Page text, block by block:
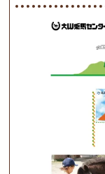
けでなく、馬の
このクラスで把
きましょう。 ス
軽速歩(けいは
クラスへ。 グ
ながら 軽速歩
した手綱操作と
駈歩(かけあし)
クラスで常歩(